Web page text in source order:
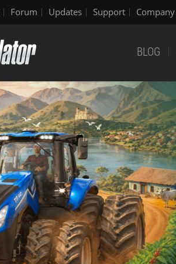
Forum Updates Support Company
BLOG